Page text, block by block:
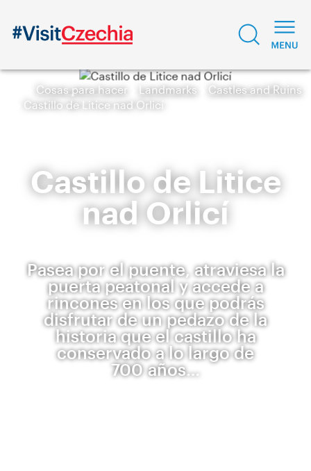
Cosas para hacer Landmarks
Castles and Ruins
Castillo de Litice nad Orlicí
Castillo de Litice
nad Orlicí
Pasea por el puente, atraviesa la
puerta peatonal y accede a
rincones en los que podrás
disfrutar de un pedazo de la
historia que el castillo ha
conservado a lo largo de
700 años…